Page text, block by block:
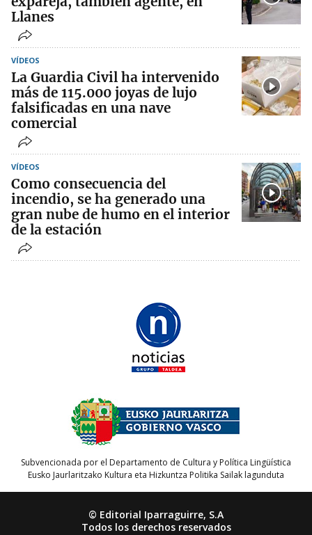
Llanes
VÍDEOS
La Guardia Civil ha intervenido
más de 115.000 joyas de lujo
falsificadas en una nave
comercial
VÍDEOS
Como consecuencia del
incendio, se ha generado una
gran nube de humo en el interior
de la estación
Subvencionada por el Departamento de Cultura y Política Lingüística
Eusko Jaurlaritzako Kultura eta Hizkuntza Politika Sailak lagunduta
© Editorial Iparraguirre, S.A
Todos los derechos reservados